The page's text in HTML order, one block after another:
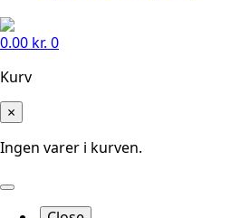
0.00 kr. 0
Kurv
×
Ingen varer i kurven.